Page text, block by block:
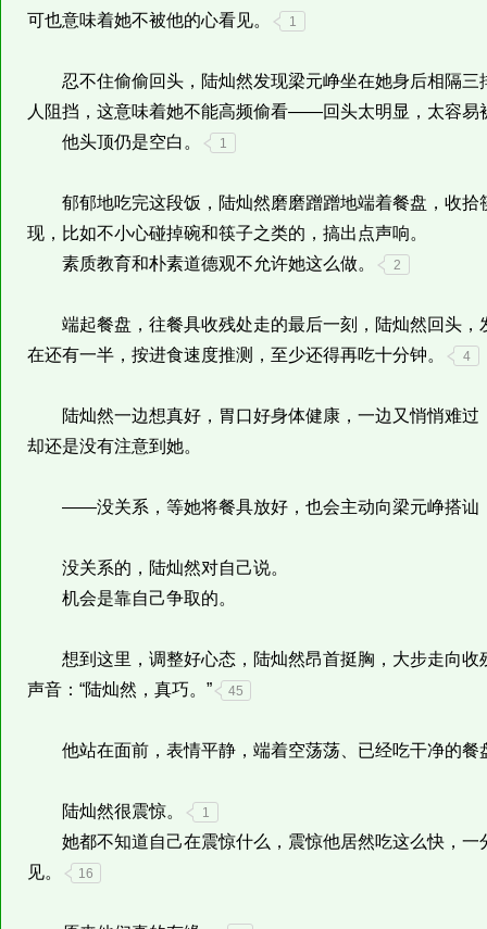
可也意味着她不被他的心看见。
1
忍不住偷偷回头，陆灿然发现梁元峥坐在她身后相隔三
人阻挡，这意味着她不能高频偷看——回头太明显，太容易
他头顶仍是空白。
1
郁郁地吃完这段饭，陆灿然磨磨蹭蹭地端着餐盘，收拾
现，比如不小心碰掉碗和筷子之类的，搞出点声响。
素质教育和朴素道德观不允许她这么做。
2
端起餐盘，往餐具收残处走的最后一刻，陆灿然回头，
在还有一半，按进食速度推测，至少还得再吃十分钟。
4
陆灿然一边想真好，胃口好身体健康，一边又悄悄难过
却还是没有注意到她。
——没关系，等她将餐具放好，也会主动向梁元峥搭讪
没关系的，陆灿然对自己说。
机会是靠自己争取的。
想到这里，调整好心态，陆灿然昂首挺胸，大步走向收
声音：“陆灿然，真巧。”
45
他站在面前，表情平静，端着空荡荡、已经吃干净的餐
陆灿然很震惊。 1
她都不知道自己在震惊什么，震惊他居然吃这么快，一
见。
16